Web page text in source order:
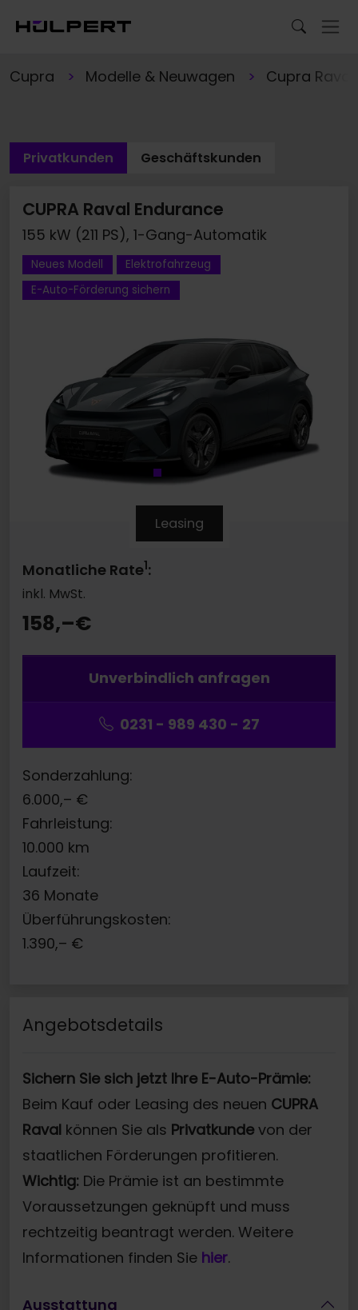
Cupra Modelle & Neuwagen Cupra Raval
Privatkunden Geschäftskunden
CUPRA Raval Endurance
155 kW (211 PS), 1-Gang-Automatik
Neues Modell
Elektrofahrzeug
E-Auto-Förderung sichern
Leasing
Monatliche Rate1:
inkl. MwSt.
158,–€
Unverbindlich anfragen
0231 - 989 430 - 27
Sonderzahlung:
6.000,– €
Fahrleistung:
10.000 km
Laufzeit:
36 Monate
Überführungskosten:
1.390,– €
Angebotsdetails
Sichern Sie sich jetzt Ihre E-Auto-Prämie:
Beim Kauf oder Leasing des neuen CUPRA
Raval können Sie als Privatkunde von der
staatlichen Förderungen profitieren.
Wichtig: Die Prämie ist an bestimmte
Voraussetzungen geknüpft und muss
rechtzeitig beantragt werden. Weitere
Informationen finden Sie hier.
Ausstattung